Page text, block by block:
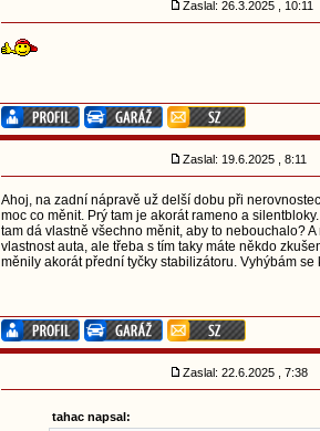
Zaslal: 26.3.2025 , 10:11
Zaslal: 19.6.2025 , 8:11
Ahoj, na zadní nápravě už delší dobu při
moc co měnit. Prý tam je akorát rameno a
tam dá vlastně všechno měnit, aby to nebouchalo?
vlastnost auta, ale třeba s tím taky máte někdo
měnily akorát přední tyčky stabilizátoru. Vyhýbám
Zaslal: 22.6.2025 , 7:38
tahac napsal: